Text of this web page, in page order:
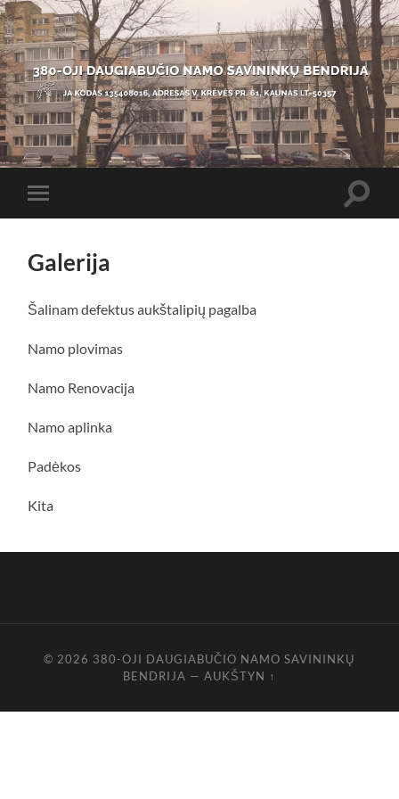
380-
oji
daugiabučio
mobile
Toggle
Galerija
Šalinam defektus aukštalipių pagalba
Namo plovimas
Namo Renovacija
Namo aplinka
Padėkos
Kita
© 2026 380-OJI DAUGIABUČIO NAMO SAVININKŲ
BENDRIJA — AUKŠTYN ↑